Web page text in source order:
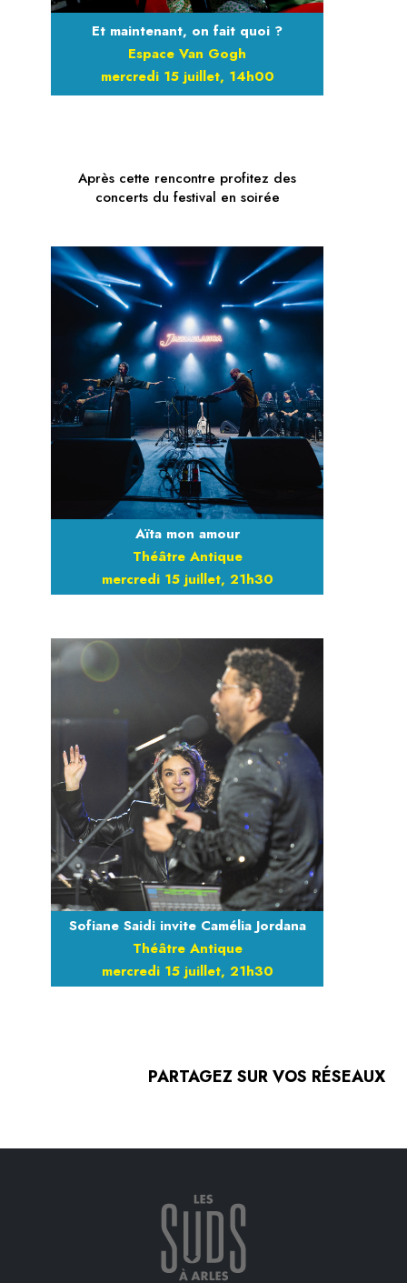
Et maintenant, on fait quoi ?
Espace Van Gogh
mercredi 15 juillet, 14h00
Après cette rencontre profitez des
concerts du festival en soirée
Aïta mon amour
Théâtre Antique
mercredi 15 juillet, 21h30
Sofiane Saidi invite Camélia Jordana
Théâtre Antique
mercredi 15 juillet, 21h30
PARTAGEZ SUR VOS RÉSEAUX